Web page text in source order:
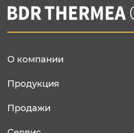
Вы соглашаетесь с нашей
конфеденциальности
О компании
Продукция
Продажи